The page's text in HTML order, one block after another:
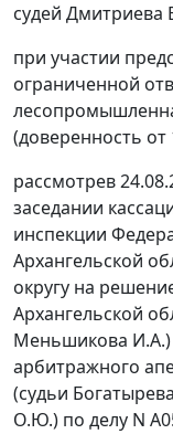
судей Дмитриева
при участии
ограниченной
(доверенность от
рассмотрев
заседании
инспекции
Архангельской
округу на
Архангельской
Меньшикова И.А.)
арбитражного
(судьи
О.Ю.) по делу N